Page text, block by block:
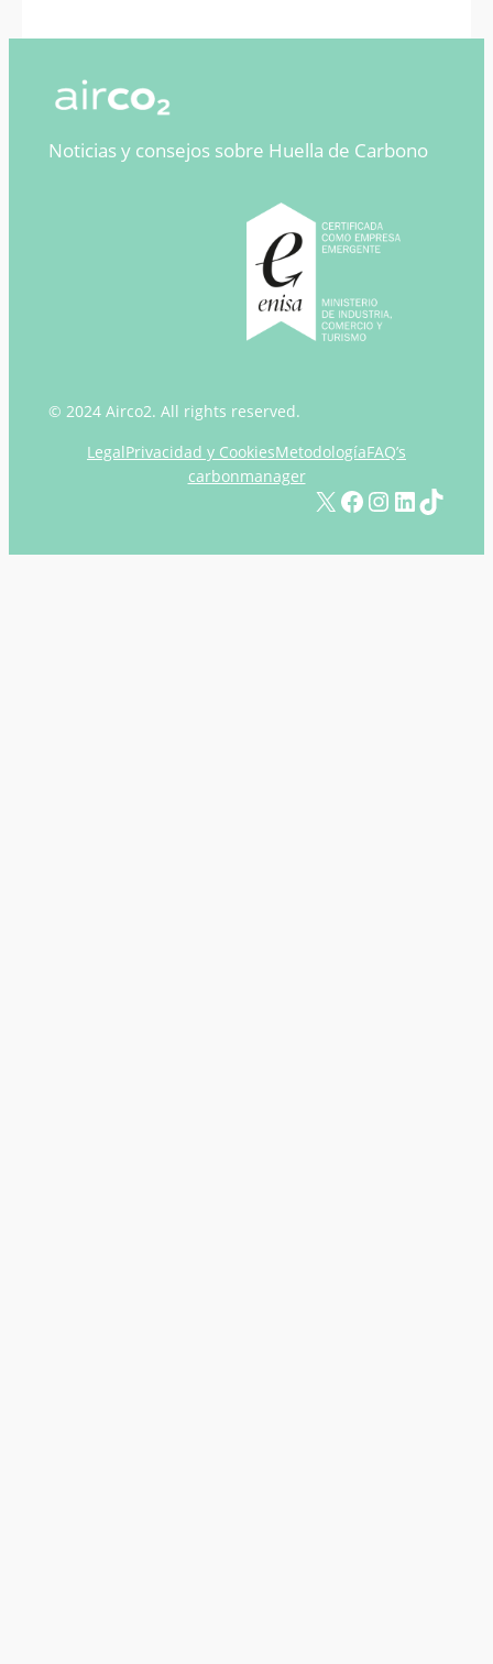
Noticias y consejos sobre Huella de Carbono
© 2024 Airco2. All rights reserved.
LegalPrivacidad y CookiesMetodologíaFAQ’s
carbonmanager
X Facebook InstagramLinkedIn TikTok